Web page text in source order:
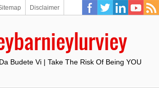
Disclaimer
Budete Vi | Take The Risk Of Being YOU